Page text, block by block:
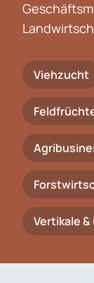
Viehzucht
Vertikale